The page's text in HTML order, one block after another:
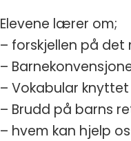
Elevene lærer om;
– forskjellen på
–
– Vokabular
– Brudd på barns
– hvem kan hjelp